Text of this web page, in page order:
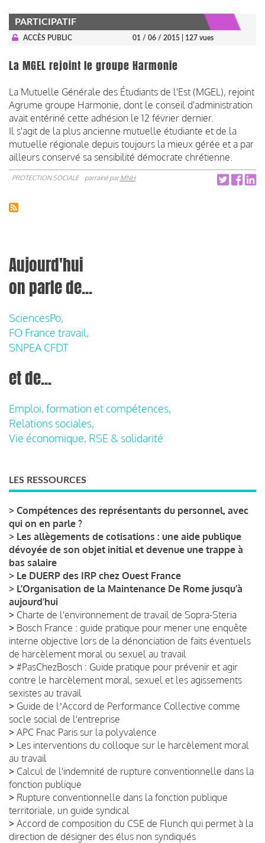
PARTICIPATIF
ACCÈS PUBLIC 01 / 06 / 2015 | 127 vues
La MGEL rejoint le groupe Harmonie
La Mutuelle Générale des Étudiants de l'Est (MGEL), rejoint
Agrume groupe Harmonie, dont le conseil d'administration
avait entériné cette adhésion le 12 février dernier.
Il s'agit de la plus ancienne mutuelle étudiante et de la
mutuelle régionale depuis toujours la mieux gérée et a par
ailleurs conservé sa sensibilité démocrate chrétienne.
PROTECTION SOCIALE parrainé parMNH
Aujourd'hui
on parle de...
SciencesPo,
FO France travail,
SNPEA CFDT
et de...
Emploi, formation et compétences,
Relations sociales,
Vie économique, RSE & solidarité
LES RESSOURCES
> Compétences des représentants du personnel, avec
qui on en parle ?
> Les allègements de cotisations : une aide publique
dévoyée de son objet initial et devenue une trappe à
bas salaire
> Le DUERP des IRP chez Ouest France
> L’Organisation de la Maintenance De Rome jusqu’à
aujourd’hui
> Charte de l'environnement de travail de Sopra-Steria
> Bosch France : guide pratique pour mener une enquête
interne objective lors de la dénonciation de faits éventuels
de harcèlement moral ou sexuel au travail
> #PasChezBosch : Guide pratique pour prévenir et agir
contre le harcèlement moral, sexuel et les agissements
sexistes au travail
> Guide de lʼAccord de Performance Collective comme
socle social de l'entreprise
> APC Fnac Paris sur la polyvalence
> Les interventions du colloque sur le harcèlement moral
au travail
> Calcul de l'indemnité de rupture conventionnelle dans la
fonction publique
> Rupture conventionnelle dans la fonction publique
territoriale, un guide syndical
> Accord de composition du CSE de Flunch qui permet à la
direction de désigner des élus non syndiqués